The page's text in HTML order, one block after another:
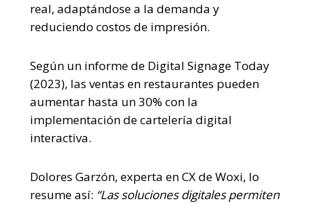
real, adaptándose a la demanda y
reduciendo costos de impresión.
Según un informe de Digital Signage Today
(2023), las ventas en restaurantes pueden
aumentar hasta un 30% con la
implementación de cartelería digital
interactiva.
Dolores Garzón, experta en CX de Woxi, lo
resume así: “Las soluciones digitales permiten